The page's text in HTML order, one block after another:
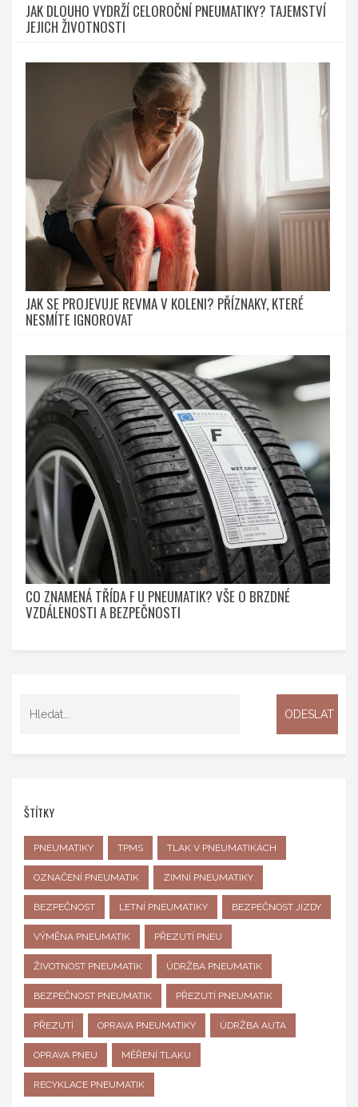
JAK DLOUHO VYDRŽÍ CELOROČNÍ PNEUMATIKY? TAJEMSTVÍ
JEJICH ŽIVOTNOSTI
JAK SE PROJEVUJE REVMA V KOLENI? PŘÍZNAKY, KTERÉ
NESMÍTE IGNOROVAT
CO ZNAMENÁ TŘÍDA F U PNEUMATIK? VŠE O BRZDNÉ
VZDÁLENOSTI A BEZPEČNOSTI
ŠTÍTKY
PNEUMATIKY TPMS TLAK V PNEUMATIKÁCH
OZNAČENÍ PNEUMATIK ZIMNÍ PNEUMATIKY
BEZPEČNOST LETNÍ PNEUMATIKY BEZPEČNOST JÍZDY
VÝMĚNA PNEUMATIK PŘEZUTÍ PNEU
ŽIVOTNOST PNEUMATIK ÚDRŽBA PNEUMATIK
BEZPEČNOST PNEUMATIK PŘEZUTÍ PNEUMATIK
PŘEZUTÍ OPRAVA PNEUMATIKY ÚDRŽBA AUTA
OPRAVA PNEU MĚŘENÍ TLAKU
RECYKLACE PNEUMATIK